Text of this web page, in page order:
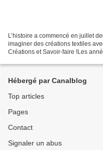
L’histoire a commencé en juillet
imaginer des créations textiles
Créations et Savoir-faire !Les
Hébergé par Canalblog
Top articles
Pages
Contact
Signaler un abus